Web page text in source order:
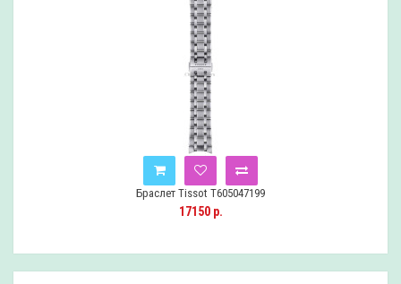
Браслет Tissot T605047199
17150 р.